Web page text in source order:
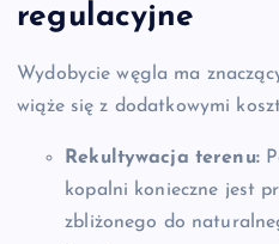
regulacyjne
Wydobycie węgla ma
wiąże się z dodatkowymi
Rekultywacja terenu:
kopalni konieczne jest
zbliżonego do